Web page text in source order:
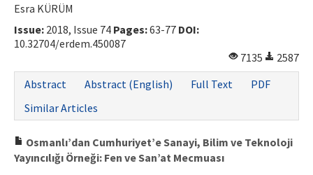
Esra KÜRÜM
Issue: 2018, Issue 74 Pages:63-77 DOI:
10.32704/erdem.450087
7135
2587
Abstract
Abstract (English) Full Text
PDF
Similar Articles
Osmanlı’dan Cumhuriyet’e Sanayi, Bilim ve Teknoloji
Yayıncılığı Örneği: Fen ve San’at Mecmuası